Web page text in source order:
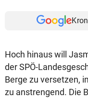
Hoch hinaus will
der SPÖ-
Berge zu versetzen,
zu anstrengend. Die